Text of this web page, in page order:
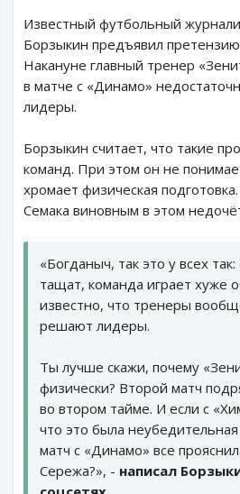
Известный футбольный
Борзыкин предъявил
Накануне главный тренер
в матче с «Динамо»
лидеры.
Борзыкин считает, что такие
команд. При этом он не
хромает физическая
Семака виновным в этом
«Богданыч, так это у всех
тащат, команда играет хуже
известно, что тренеры
решают лидеры.
Ты лучше скажи, почему
физически? Второй матч
во втором тайме. И если с
что это была неубедительная
матч с «Динамо» все
Сережа?», - написал